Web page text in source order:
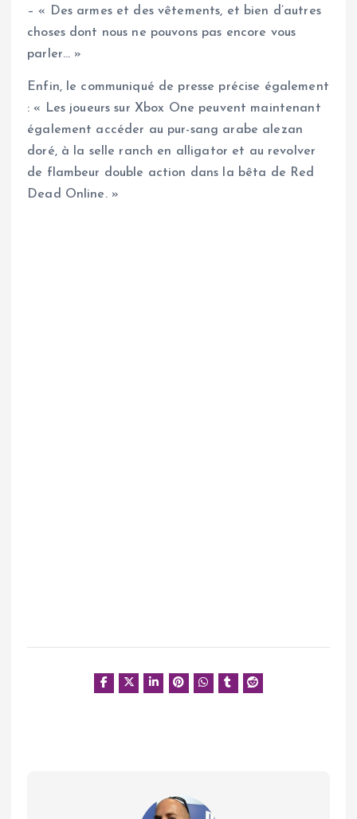
– « Des armes et des vêtements, et bien d’autres
choses dont nous ne pouvons pas encore vous
parler… »
Enfin, le communiqué de presse précise également
: « Les joueurs sur Xbox One peuvent maintenant
également accéder au pur-sang arabe alezan
doré, à la selle ranch en alligator et au revolver
de flambeur double action dans la bêta de Red
Dead Online. »